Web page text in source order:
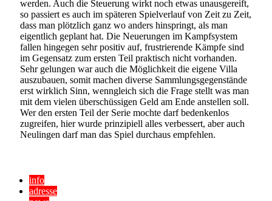
werden. Auch die Steuerung wirkt noch etwas unausgereift,
so passiert es auch im späteren Spielverlauf von Zeit zu Zeit,
dass man plötzlich ganz wo anders hinspringt, als man
eigentlich geplant hat. Die Neuerungen im Kampfsystem
fallen hingegen sehr positiv auf, frustrierende Kämpfe sind
im Gegensatz zum ersten Teil praktisch nicht vorhanden.
Sehr gelungen war auch die Möglichkeit die eigene Villa
auszubauen, somit machen diverse Sammlungsgegenstände
erst wirklich Sinn, wenngleich sich die Frage stellt was man
mit dem vielen überschüssigen Geld am Ende anstellen soll.
Wer den ersten Teil der Serie mochte darf bedenkenlos
zugreifen, hier wurde prinzipiell alles verbessert, aber auch
Neulingen darf man das Spiel durchaus empfehlen.
info
adresse